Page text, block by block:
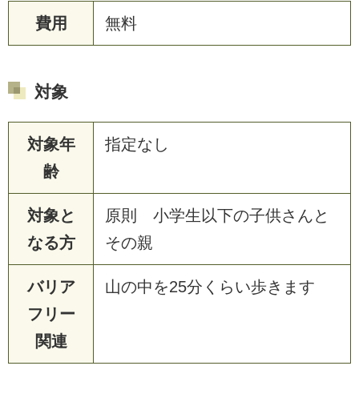
費用 無料
対象
対象年
齢
指定なし
対象と
なる方
原則 小学生以下の子供さんと
その親
バリア
フリー
関連
山の中を25分くらい歩きます